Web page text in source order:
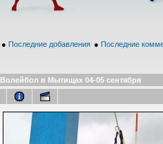
● Последние добавления ● Последние
Волейбол в Мытищах 04-05 сентября